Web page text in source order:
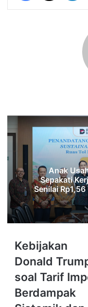
Anak
Sepakati
‎Senilai
Kebijakan
Donald
Trump
soal
Tarif
Impor
Berdampak
Kebijakan
Donald
soal Tarif
Berdampak